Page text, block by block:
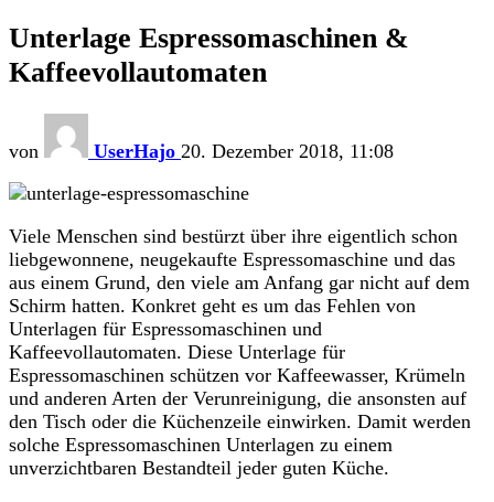
Unterlage Espressomaschinen &
Kaffeevollautomaten
von UserHajo 20. Dezember 2018, 11:08
Viele Menschen sind bestürzt über ihre eigentlich schon
liebgewonnene, neugekaufte Espressomaschine und das
aus einem Grund, den viele am Anfang gar nicht auf dem
Schirm hatten. Konkret geht es um das Fehlen von
Unterlagen für Espressomaschinen und
Kaffeevollautomaten. Diese Unterlage für
Espressomaschinen schützen vor Kaffeewasser, Krümeln
und anderen Arten der Verunreinigung, die ansonsten auf
den Tisch oder die Küchenzeile einwirken. Damit werden
solche Espressomaschinen Unterlagen zu einem
unverzichtbaren Bestandteil jeder guten Küche.